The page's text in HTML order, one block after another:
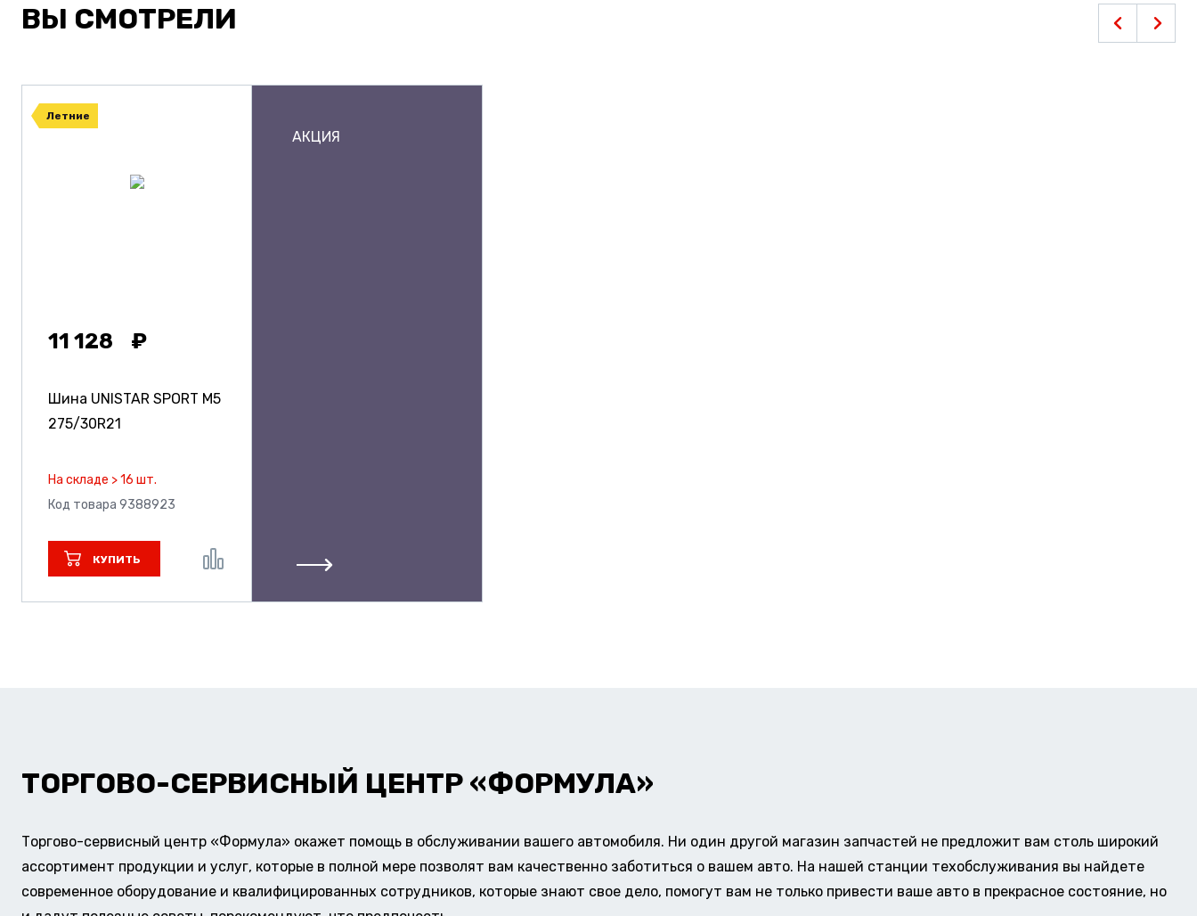
ВЫ СМОТРЕЛИ
Летние
11 128
Шина UNISTAR SPORT M5
275/30R21
На складе > 16 шт.
Код товара 9388923
КУПИТЬ
АКЦИЯ
ТОРГОВО-СЕРВИСНЫЙ ЦЕНТР «ФОРМУЛА»
Торгово-сервисный центр «Формула» окажет помощь в обслуживании вашего автомобиля. Ни один другой магазин запчастей не предложит вам столь широкий
ассортимент продукции и услуг, которые в полной мере позволят вам качественно заботиться о вашем авто. На нашей станции техобслуживания вы найдете
современное оборудование и квалифицированных сотрудников, которые знают свое дело, помогут вам не только привести ваше авто в прекрасное состояние, но